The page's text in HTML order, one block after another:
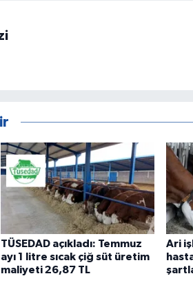
TÜSEDAD açıkladı: Temmuz
ayı 1 litre sıcak çiğ süt üretim
maliyeti 26,87 TL
Ari